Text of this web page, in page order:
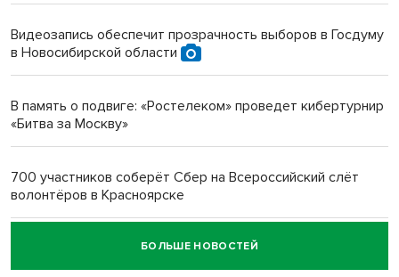
Новосибирский преподаватель с женой вошли в топ-16
Видеозапись обеспечит прозрачность выборов в Госдуму
в Новосибирской области
В память о подвиге: «Ростелеком» проведет кибертурнир
«Битва за Москву»
700 участников соберёт Сбер на Всероссийский слёт
волонтёров в Красноярске
Честный выбор: видеонаблюдение обеспечит
объективность результатов ЕДГ в Новосибирской
БОЛЬШЕ НОВОСТЕЙ